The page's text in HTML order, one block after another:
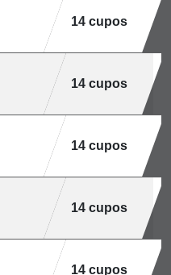
14 cupos
14 cupos
14 cupos
14 cupos
14 cupos